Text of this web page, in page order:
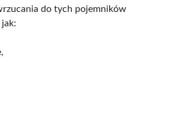
do tych pojemników